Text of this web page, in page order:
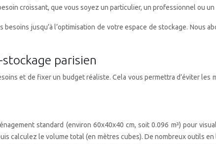
croissant, que vous soyez un particulier, un professionnel ou un
jusqu’à l’optimisation de votre espace de stockage. Nous
parisien
et de fixer un budget réaliste. Cela vous permettra d’éviter
standard (environ 60x40x40 cm, soit 0.096 m³) pour
calculez le volume total (en mètres cubes). De nombreux outils